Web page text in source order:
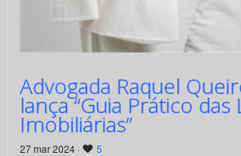
Advogada Raquel
lança “Guia Prático das
Imobiliárias”
27 mar 2024 · 5